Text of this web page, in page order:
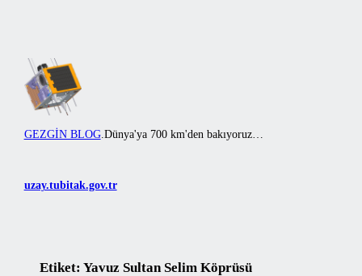
GEZGİN BLOG. Dünya'ya 700 km'den bakıyoruz…
uzay.tubitak.gov.tr
Etiket:Yavuz Sultan Selim Köprüsü